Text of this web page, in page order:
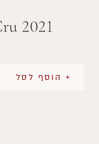
2021
+ הוסף לסל